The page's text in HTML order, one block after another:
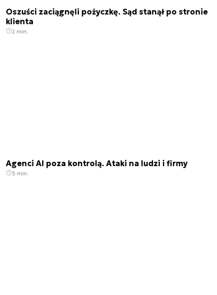
Oszuści zaciągnęli pożyczkę. Sąd stanął po stronie
klienta
2 min.
Agenci AI poza kontrolą. Ataki na ludzi i firmy
3 min.